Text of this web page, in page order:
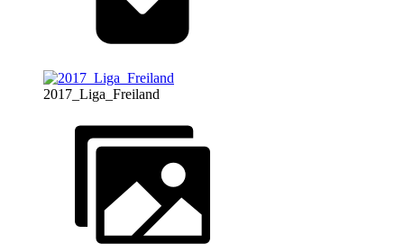
2017_Liga_Freiland